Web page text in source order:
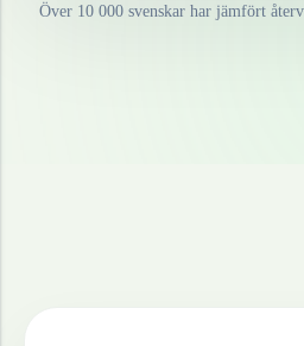
Över 10 000 svenskar har jämfört